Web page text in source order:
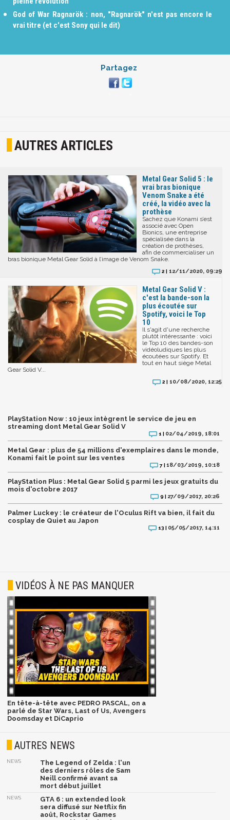
God of War Ragnarök : non, "Ragnarök" n'est pas encore le
vrai titre (et c'est Sony qui le dit)
Partagez
AUTRES ARTICLES
Metal Gear Solid 5 : le
vrai bras bionique
Venom Snake a été
créé, la vidéo avec la
prothèse
Sachez que Konami s’est
associé avec Open
Bionics, une entreprise
spécialisée dans la
création de prothèses,
afin de commercialiser un
bras bionique Metal Gear Solid à l’image de Venom Snake.
2 | 12/11/2020, 09:29
Metal Gear Solid V :
c'est la bande-son la
plus écoutée sur
Spotify, voici le Top
10
Il s'agit d'une recherche
plutôt intéressante : voici
le Top 10 des bandes-son
vidéoludiques les plus
écoutées sur Spotify. Et
tout en haut siège Metal
Gear Solid V...
2 | 10/08/2020, 12:25
PlayStation Now : 10 jeux intègrent le service de jeu en
streaming dont Metal Gear Solid V
1 | 02/04/2019, 18:01
Metal Gear : plus de 54 millions d'exemplaires dans le monde,
Konami fait le point sur les ventes
7 | 18/03/2019, 10:18
PlayStation Plus : Metal Gear Solid 5 parmi les jeux gratuits du
mois d'octobre 2017
9 | 27/09/2017, 20:26
Palmer Luckey : le créateur de l'Oculus Rift va bien, il fait du
cosplay de Quiet au Japon
13 | 05/05/2017, 14:11
VIDÉOS À NE PAS MANQUER
En tête-à-tête avec PEDRO PASCAL, on a
parlé de Star Wars, Last of Us, Avengers
Doomsday et DiCaprio
AUTRES NEWS
NEWS
The Legend of Zelda : l'un
des derniers rôles de Sam
Neill confirmé avant sa
mort début juillet
NEWS
GTA 6 : un extended look
sera diffusé sur Netflix fin
août, Rockstar Games